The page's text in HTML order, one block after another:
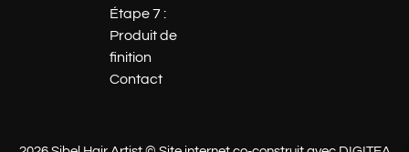
Étape 7 :
Produit de
finition
Contact